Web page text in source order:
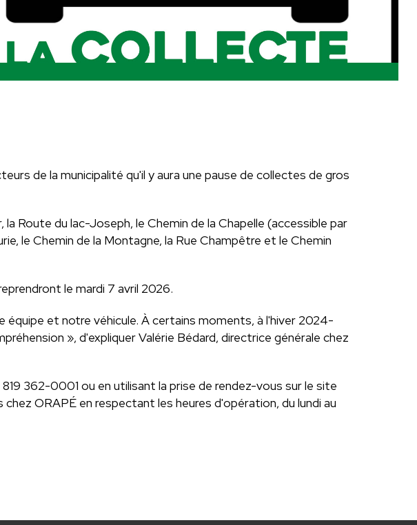
de la municipalité qu'il y aura une pause de collectes de gros
Route du lac-Joseph, le Chemin de la Chapelle (accessible par
le Chemin de la Montagne, la Rue Champêtre et le Chemin
le mardi 7 avril 2026.
et notre véhicule. À certains moments, à l'hiver 2024-
», d'expliquer Valérie Bédard, directrice générale chez
362-0001 ou en utilisant la prise de rendez-vous sur le site
ORAPÉ en respectant les heures d'opération, du lundi au